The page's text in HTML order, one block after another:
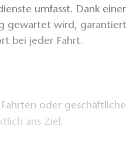
umfasst. Dank einer
gewartet wird, garantiert
bei jeder Fahrt.
oder geschäftliche
ans Ziel.